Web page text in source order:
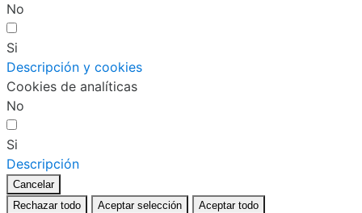
No
Si
Descripción y cookies
Cookies de analíticas
No
Si
Descripción
Cancelar
Rechazar todo
Aceptar selección Aceptar todo